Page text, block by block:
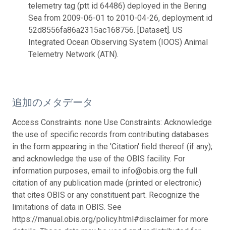
telemetry tag (ptt id 64486) deployed in the Bering
Sea from 2009-06-01 to 2010-04-26, deployment id
52d8556fa86a2315ac168756. [Dataset]. US
Integrated Ocean Observing System (IOOS) Animal
Telemetry Network (ATN).
追加のメタデータ
Access Constraints: none Use Constraints: Acknowledge
the use of specific records from contributing databases
in the form appearing in the 'Citation' field thereof (if any);
and acknowledge the use of the OBIS facility. For
information purposes, email to info@obis.org the full
citation of any publication made (printed or electronic)
that cites OBIS or any constituent part. Recognize the
limitations of data in OBIS. See
https://manual.obis.org/policy.html#disclaimer for more